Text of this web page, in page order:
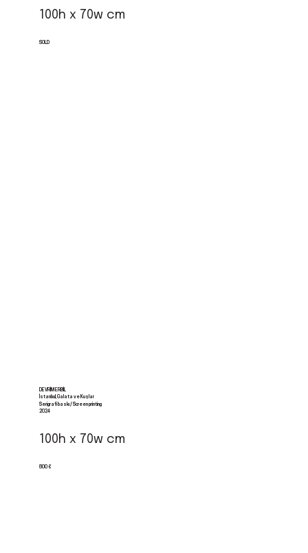
100h x 70w cm
SOLD
DEVRIM ERBIL
İstanbul, Galata ve Kuşlar
2024
100h x 70w cm
Serigrafi baskı / Screen printing
800 €